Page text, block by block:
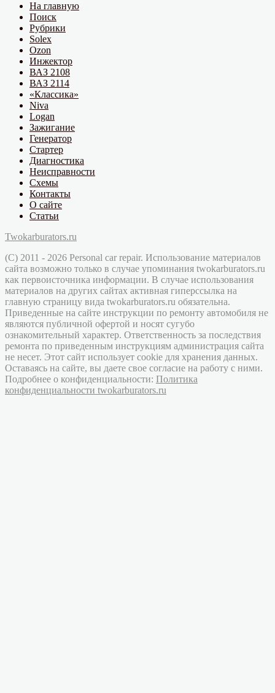
На главную
Поиск
Рубрики
Solex
Ozon
Инжектор
ВАЗ 2108
ВАЗ 2114
«Классика»
Niva
Logan
Зажигание
Генератор
Стартер
Диагностика
Неисправности
Схемы
Контакты
О сайте
Статьи
Twokarburators.ru
(C) 2011 - 2026 Personal car repair. Использование материалов
сайта возможно только в случае упоминания twokarburators.ru
как первоисточника информации. В случае использования
материалов на других сайтах активная гиперссылка на
главную страницу вида twokarburators.ru обязательна.
Приведенные на сайте инструкции по ремонту автомобиля не
являются публичной офертой и носят сугубо
ознакомительный характер. Ответственность за последствия
ремонта по приведенным инструкциям администрация сайта
не несет. Этот сайт использует cookie для хранения данных.
Оставаясь на сайте, вы даете свое согласие на работу с ними.
Подробнее о конфиденциальности: Политика
конфиденциальности twokarburators.ru